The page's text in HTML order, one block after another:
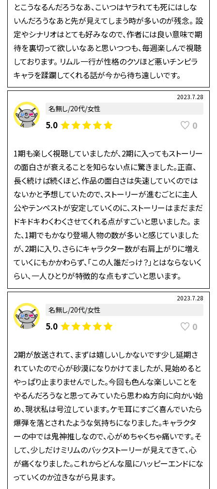
とこうなるんだろうなあ、こいつはヤラれても死にはしな
いんだろうなあと先が見えてしまう時が多いのが残念。 設
定やシナリオはとても好みなので、作者には良い意味で期
待を裏切って欲しいなあと思いつつも、毎週楽しんで視聴
しております。 リムル一行が性格のクソほど悪いチンピラ
キャラを蹂躙してくれる話が今から待ち遠しいです。
2023.7.28
名無し/20代/女性
5.0 0
1期も楽しく視聴していましたが、2期に入ってもストーリー
の面白さが衰えることを知らない点に驚きました。正直、
長く続けば続くほど、作品の面白さは失速していくのでは
ないかと予想していたので、ストーリーが進むごとに主人
公やテンペストが安定していくのに、ストーリーはまだまだ
ドキドキわくわくさせてくれる点がすごいと思いました。 ま
た、1期でもかなり登場人物の数が多いと感じていました
が、2期に入り、さらにキャラクター数が右肩上がりに増え
ていくにもかかわらず、「この人誰だっけ？」とはならないく
らい、一人ひとりが特徴的な点もすごいと思います。
2023.7.28
名無し/20代/女性
5.0 0
2期が放送されて、まずは嬉しいしかないです少し延期さ
れていたので心が砂漠になりかけてましたが、見始めると
やっぱり止まりませんでした。今回も色んな楽しいことを
やるんだろうなと思ってみていたら思わぬ方向に向かい始
め、現状私は号泣しています。ケモ耳にすごく喜んでいたら
爆弾を落とされたような気持ちになりました。キャラクタ
ーの中では鬼神推しなので、心がめちゃくちゃ痛いです。そ
して、少しだけミリムのバックストーリーが見えてきて、心
が痛くなりました。これからどんな風にハッピーエンドにな
っていくのか泣きながら見ます。